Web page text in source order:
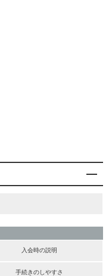
入会時の説明
手続きのしやすさ